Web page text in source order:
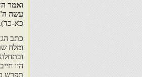
ואמר
עשה ה'
כא-כד).
כתב
ומלח
היו
תפרש